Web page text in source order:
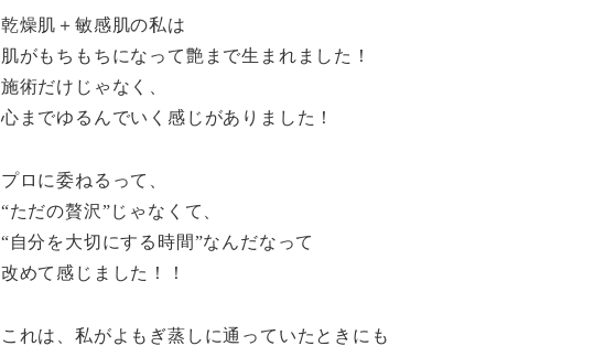
乾燥肌＋敏感肌の私は
肌がもちもちになって艶まで生まれました！
施術だけじゃなく、
心までゆるんでいく感じがありました！
プロに委ねるって、
“ただの贅沢”じゃなくて、
“自分を大切にする時間”なんだなって
改めて感じました！！
これは、私がよもぎ蒸しに通っていたときにも